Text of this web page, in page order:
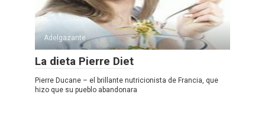
Adelgazante
La dieta Pierre Diet
Pierre Ducane – el brillante nutricionista de Francia, que
hizo que su pueblo abandonara